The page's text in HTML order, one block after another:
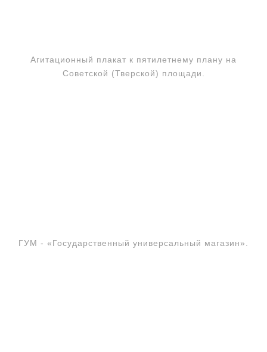
Агитационный плакат к пятилетнему плану на
Советской (Тверской) площади.
ГУМ - «Государственный универсальный магазин».